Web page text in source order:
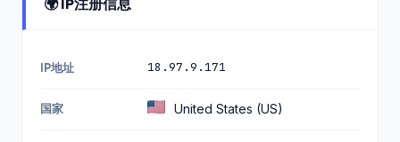
🌍 IP注册信息
IP地址 18.97.9.171
国家 United States (US)